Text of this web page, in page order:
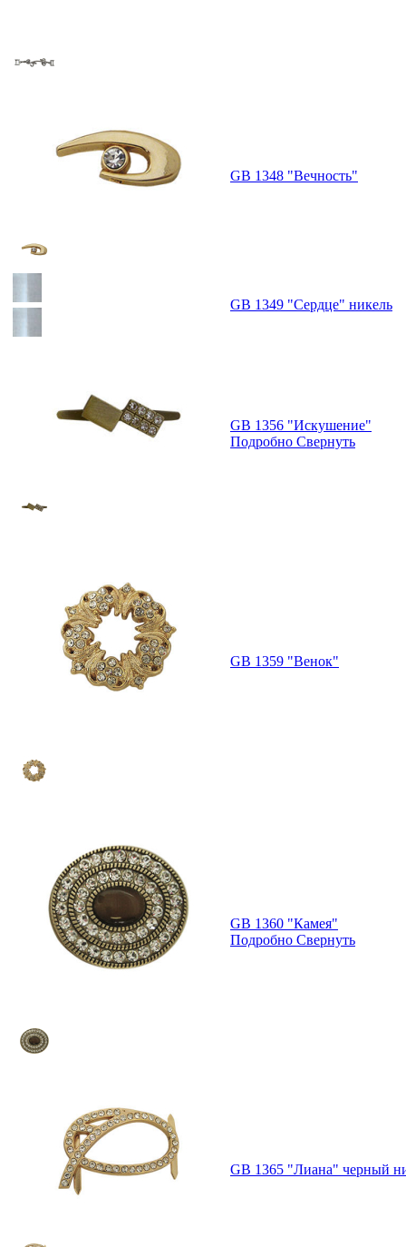
GB 1348 "Вечность"
GB 1349 "Сердце" никель
GB 1356 "Искушение"
Подробно Свернуть
GB 1359 "Венок"
GB 1360 "Камея"
Подробно Свернуть
GB 1365 "Лиана" черный